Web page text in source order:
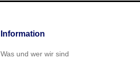
Information
Was und wer wir sind